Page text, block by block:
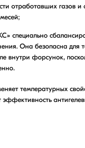
отработавших газов и
специально
Она безопасна для
внутри форсунок,
температурных
эффективность